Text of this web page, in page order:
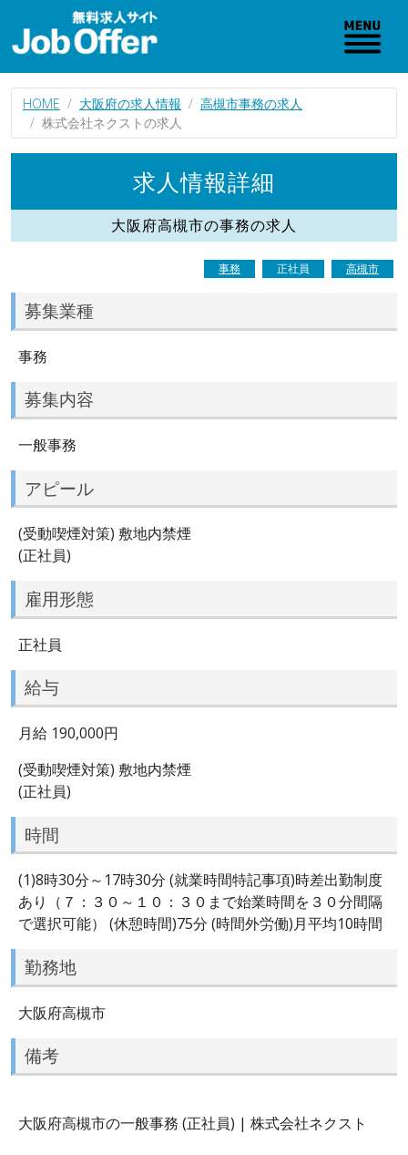
HOME 大阪府の求人情報
高槻市事務の求人
株式会社ネクストの求人
求人情報詳細
大阪府高槻市の事務の求人
事務 正社員 高槻市
募集業種
事務
募集内容
一般事務
アピール
(受動喫煙対策) 敷地内禁煙
(正社員)
雇用形態
正社員
給与
月給 190,000円
(受動喫煙対策) 敷地内禁煙
(正社員)
時間
(1)8時30分～17時30分 (就業時間特記事項)時差出勤制度
あり（７：３０～１０：３０まで始業時間を３０分間隔
で選択可能） (休憩時間)75分 (時間外労働)月平均10時間
勤務地
大阪府高槻市
備考
大阪府高槻市の一般事務 (正社員) | 株式会社ネクスト